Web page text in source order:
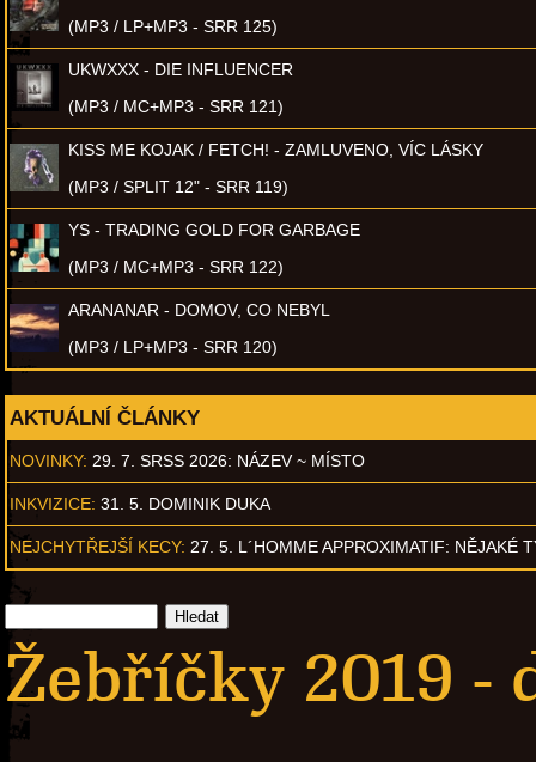
(MP3 / LP+MP3 - SRR 125)
UKWXXX - DIE INFLUENCER
(MP3 / MC+MP3 - SRR 121)
KISS ME KOJAK / FETCH! - ZAMLUVENO, VÍC LÁSKY
(MP3 / SPLIT 12" - SRR 119)
YS - TRADING GOLD FOR GARBAGE
(MP3 / MC+MP3 - SRR 122)
ARANANAR - DOMOV, CO NEBYL
(MP3 / LP+MP3 - SRR 120)
AKTUÁLNÍ ČLÁNKY
NOVINKY: 29. 7. SRSS 2026: NÁZEV ~ MÍSTO
INKVIZICE: 31. 5. DOMINIK DUKA
NEJCHYTŘEJŠÍ KECY: 27. 5. L´HOMME APPROXIMATIF: NĚJAKÉ
Žebříčky 2019 -